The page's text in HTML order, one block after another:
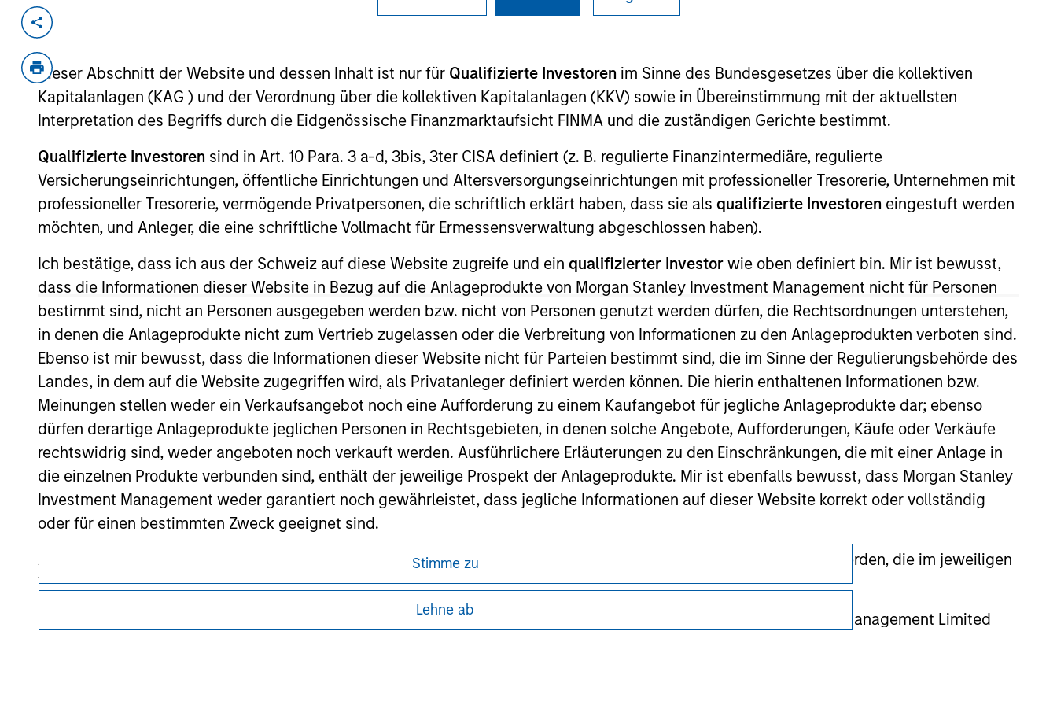
Dieser Abschnitt der Website und dessen Inhalt ist nur für Qualifizierte Investoren im Sinne des Bundesgesetzes über die kollektiven
Kapitalanlagen (KAG ) und der Verordnung über die kollektiven Kapitalanlagen (KKV) sowie in Übereinstimmung mit der aktuellsten
Interpretation des Begriffs durch die Eidgenössische Finanzmarktaufsicht FINMA und die zuständigen Gerichte bestimmt.
Qualifizierte Investoren sind in Art. 10 Para. 3 a-d, 3bis, 3ter CISA definiert (z. B. regulierte Finanzintermediäre, regulierte
Versicherungseinrichtungen, öffentliche Einrichtungen und Altersversorgungseinrichtungen mit professioneller Tresorerie, Unternehmen mit
professioneller Tresorerie, vermögende Privatpersonen, die schriftlich erklärt haben, dass sie als qualifizierte Investoren eingestuft werden
möchten, und Anleger, die eine schriftliche Vollmacht für Ermessensverwaltung abgeschlossen haben).
Ich bestätige, dass ich aus der Schweiz auf diese Website zugreife und ein qualifizierter Investor wie oben definiert bin. Mir ist bewusst,
dass die Informationen dieser Website in Bezug auf die Anlageprodukte von Morgan Stanley Investment Management nicht für Personen
bestimmt sind, nicht an Personen ausgegeben werden bzw. nicht von Personen genutzt werden dürfen, die Rechtsordnungen unterstehen,
in denen die Anlageprodukte nicht zum Vertrieb zugelassen oder die Verbreitung von Informationen zu den Anlageprodukten verboten sind.
Ebenso ist mir bewusst, dass die Informationen dieser Website nicht für Parteien bestimmt sind, die im Sinne der Regulierungsbehörde des
Landes, in dem auf die Website zugegriffen wird, als Privatanleger definiert werden können. Die hierin enthaltenen Informationen bzw.
Meinungen stellen weder ein Verkaufsangebot noch eine Aufforderung zu einem Kaufangebot für jegliche Anlageprodukte dar; ebenso
dürfen derartige Anlageprodukte jeglichen Personen in Rechtsgebieten, in denen solche Angebote, Aufforderungen, Käufe oder Verkäufe
rechtswidrig sind, weder angeboten noch verkauft werden. Ausführlichere Erläuterungen zu den Einschränkungen, die mit einer Anlage in
die einzelnen Produkte verbunden sind, enthält der jeweilige Prospekt der Anlageprodukte. Mir ist ebenfalls bewusst, dass Morgan Stanley
Investment Management weder garantiert noch gewährleistet, dass jegliche Informationen auf dieser Website korrekt oder vollständig
oder für einen bestimmten Zweck geeignet sind.
Anträge für Anteile in den auf der Website erwähnten Fonds sollten nur auf Grundlage der Informationen gestellt werden, die im jeweiligen
Verkaufsprospekt, Jahres- und Halbjahresbericht enthalten sind („Angebotsunterlagen”).
Die auf der Website dargelegten Informationen entsprechen nach bestem Wissen von Morgan Stanley Investment Management Limited
Stimme zu
Lehne ab
Provides real estate information on the internet.
View Site
As of July 25, 2025. The above is provided for informational and educational purposes only. There is no guarantee that the investment mentioned
resulted in positive performance (for realized holdings), or will perform well in the future (for current holdings). The trademarks and service marks
above are the property of their respective owners. The information on this website has not been authorized, sponsored, or otherwise approved by
such owners. By clicking on any links shown here, you agree that you are navigating to a third party site. We are providing these hyperlinks to you
only as a convenience and the inclusion of any hyperlink is not and does not imply any endorsement, approval, investigation, verification or
monitoring by us of any information contained in any hyperlinked site. In no event shall we be responsible for the information contained on the site
or your use of such site.
Morgan Stanley
Morgan Stanley Careers
Dieses Dokument ist ein Marketingdokument.
Nutzer müssen die Nutzungsbedingungen lesen und akzeptieren, da in diesen bestimmte gesetzliche und
Datenschutz
Your Privacy Choices